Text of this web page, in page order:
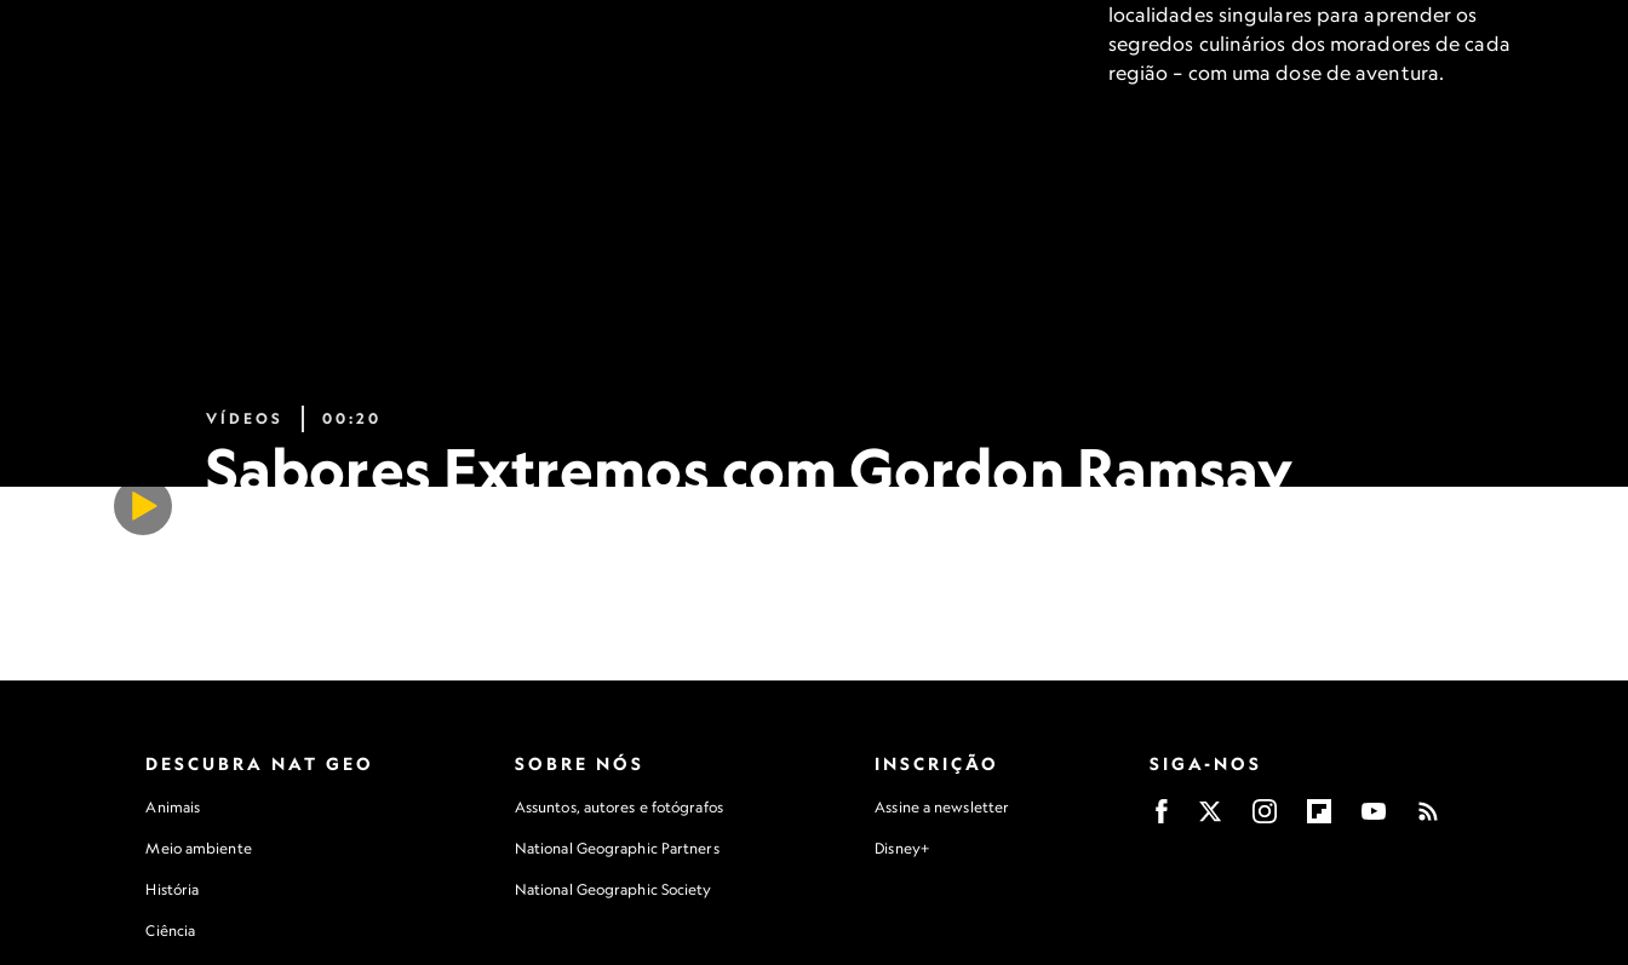
localidades singulares para aprender os
segredos culinários dos moradores de cada
região – com uma dose de aventura.
VÍDEOS 00:20
Sabores Extremos com Gordon Ramsay
DESCUBRA NAT GEO
Animais
Meio ambiente
História
Ciência
SOBRE NÓS
Assuntos, autores e fotógrafos
National Geographic Partners
National Geographic Society
INSCRIÇÃO
Assine a newsletter
Disney+
SIGA-NOS